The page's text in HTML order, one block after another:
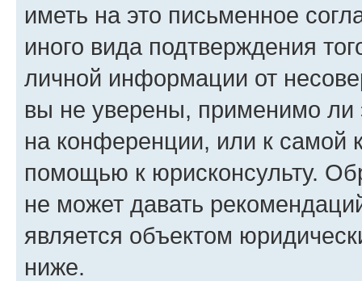
иметь на это письменное
иного вида подтверждения
личной информации от
вы не уверены, применимо ли
на конференции, или к самой
помощью к юрисконсульту.
не может давать
является объектом
ниже.